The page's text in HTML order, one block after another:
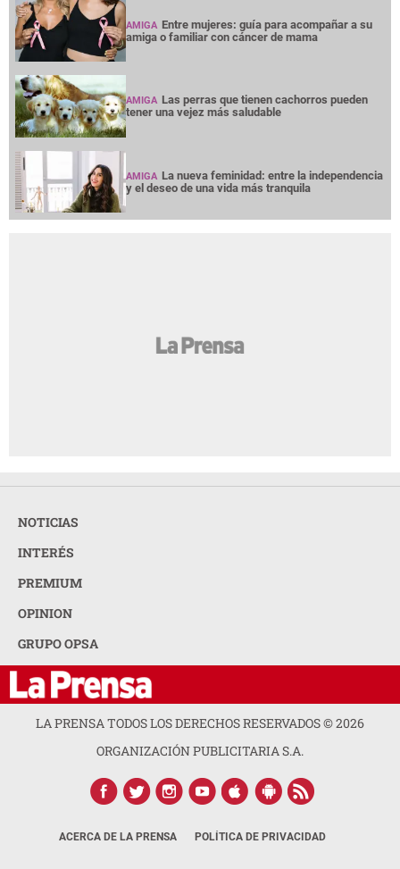
AMIGA Entre mujeres: guía para acompañar a su
amiga o familiar con cáncer de mama
AMIGA Las perras que tienen cachorros pueden
tener una vejez más saludable
AMIGA La nueva feminidad: entre la independencia
y el deseo de una vida más tranquila
NOTICIAS
INTERÉS
PREMIUM
OPINION
GRUPO OPSA
LA PRENSA TODOS LOS DERECHOS RESERVADOS ©2026
ORGANIZACIÓN PUBLICITARIA S.A.
ACERCA DE LA PRENSA POLÍTICA DE PRIVACIDAD